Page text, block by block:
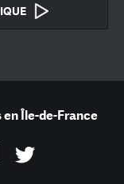
Île-de-France